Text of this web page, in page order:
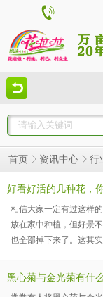
首页 资讯中心 行
好看好活的几种花，
相信大家一定有过这样
放在家中种植，但好景
也全部掉下来了。这其
黑心菊与金光菊有什